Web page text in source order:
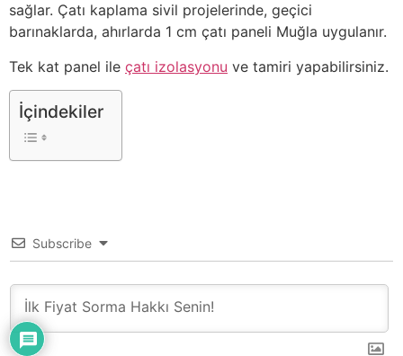
sağlar. Çatı kaplama sivil projelerinde, geçici
barınaklarda, ahırlarda 1 cm çatı paneli Muğla uygulanır.
Tek kat panel ile çatı izolasyonu ve tamiri yapabilirsiniz.
İçindekiler
Subscribe